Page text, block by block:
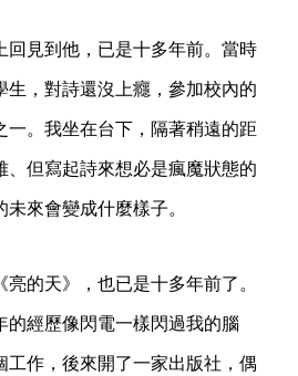
回見到他，已是十多年前。當時
生，對詩還沒上癮，參加校內的
一。我坐在台下，隔著稍遠的距
、但寫起詩來想必是瘋魔狀態的
來會變成什麼樣子。
的天》，也已是十多年前了。
的經歷像閃電一樣閃過我的腦
工作，後來開了一家出版社，偶